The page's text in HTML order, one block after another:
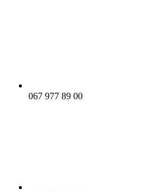
067 977 89 00